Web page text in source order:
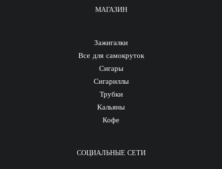
МАГАЗИН
Зажигалки
Все для самокруток
Сигары
Сигариллы
Трубки
Кальяны
Кофе
СОЦИАЛЬНЫЕ СЕТИ